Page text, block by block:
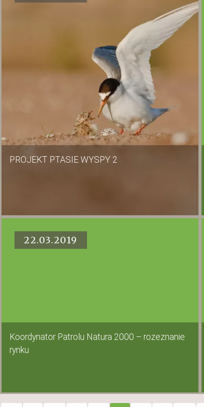
PROJEKT PTASIE WYSPY 2
22.03.2019
Koordynator Patrolu Natura 2000 – rozeznanie
rynku